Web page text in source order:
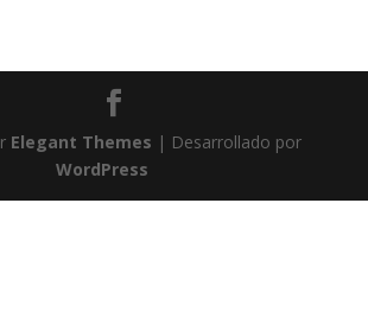
Elegant Themes | Desarrollado por
WordPress